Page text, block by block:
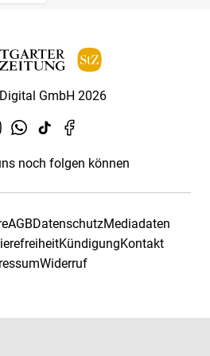
GmbH 2026
noch folgen können
AGBDatenschutzMediadaten
KündigungKontakt
Widerruf